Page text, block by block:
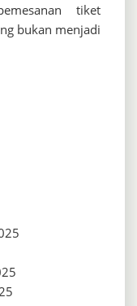
tiket
bukan menjadi